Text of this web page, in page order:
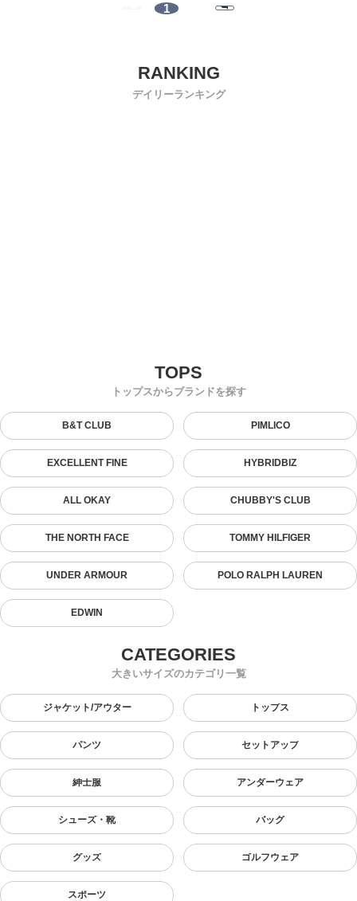
1
デイリーランキング
トップスからブランドを探す
B&T CLUB PIMLICO
EXCELLENT FINE HYBRIDBIZ
ALL OKAY CHUBBY'S CLUB
THE NORTH FACE TOMMY HILFIGER
UNDER ARMOUR POLO RALPH LAUREN
EDWIN
大きいサイズのカテゴリ一覧
ジャケット/アウター トップス
パンツ セットアップ
紳士服 アンダーウェア
シューズ・靴 バッグ
グッズ ゴルフウェア
スポーツ